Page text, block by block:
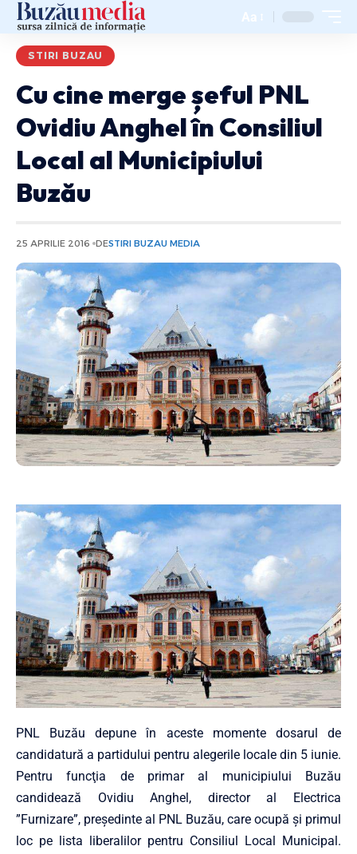
Aa
STIRI BUZAU
Cu cine merge șeful PNL
Ovidiu Anghel în Consiliul
Local al Municipiului
Buzău
25 APRILIE 2016 DESTIRI BUZAU MEDIA
PNL Buzău depune în aceste momente dosarul de
candidatură a partidului pentru alegerile locale din 5 iunie.
Pentru funcţia de primar al municipiului Buzău
candidează Ovidiu Anghel, director al Electrica
”Furnizare”, președinte al PNL Buzău, care ocupă și primul
loc pe lista liberalilor pentru Consiliul Local Municipal.